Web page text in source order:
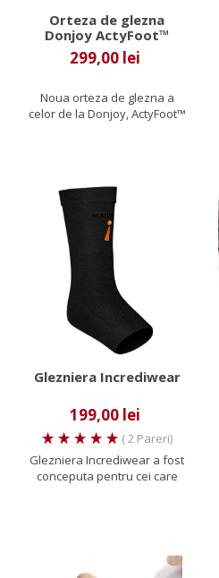
Orteza de glezna
Donjoy ActyFoot™
299,00 lei
Noua orteza de glezna a
celor de la Donjoy, ActyFoot™
Glezniera Incrediwear
199,00 lei
( 2 Pareri)
Glezniera Incrediwear a fost
conceputa pentru cei care